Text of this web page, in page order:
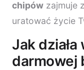
chipów zajmuje
uratować życie
Jak
darmowej